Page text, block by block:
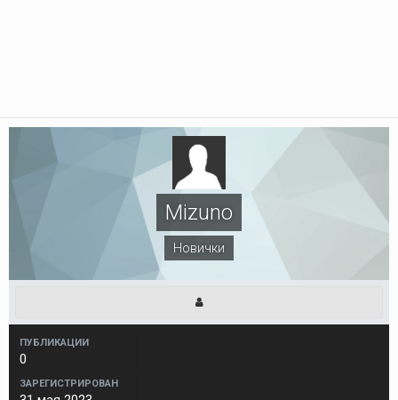
Mizuno
Новички
ПУБЛИКАЦИИ
0
ЗАРЕГИСТРИРОВАН